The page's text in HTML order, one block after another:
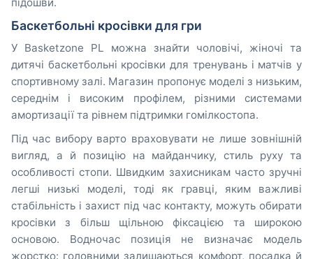
Баскетбольні кросівки для гри
У Basketzone PL можна знайти чоловічі, жіночі та
дитячі баскетбольні кросівки для тренувань і матчів у
спортивному залі. Магазин пропонує моделі з низьким,
середнім і високим профілем, різними системами
амортизації та рівнем підтримки гомілкостопа.
Під час вибору варто враховувати не лише зовнішній
вигляд, а й позицію на майданчику, стиль руху та
особливості стопи. Швидким захисникам часто зручні
легші низькі моделі, тоді як гравці, яким важливі
стабільність і захист під час контакту, можуть обирати
кросівки з більш щільною фіксацією та широкою
основою. Водночас позиція не визначає модель
жорстко: головними залишаються комфорт, посадка й